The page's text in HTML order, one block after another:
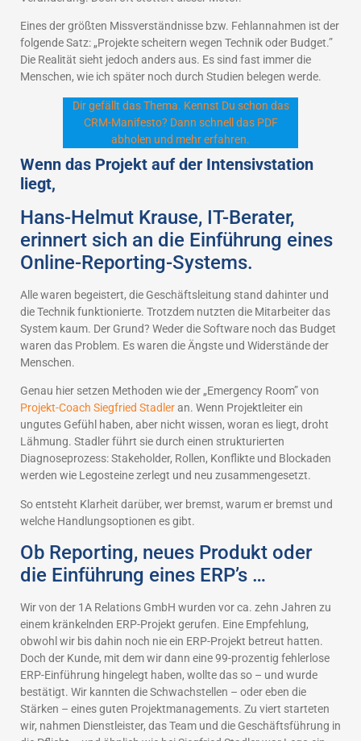
Eines der größten Missverständnisse bzw. Fehlannahmen ist der
folgende Satz: „Projekte scheitern wegen Technik oder Budget.”
Die Realität sieht jedoch anders aus. Es sind fast immer die
Menschen, wie ich später noch durch Studien belegen werde.
Dir gefällt das Thema. Kennst Du schon das
CRM-Manifesto? Dann schnell das PDF
abholen und mehr erfahren.
Wenn das Projekt auf der Intensivstation
liegt,
Hans-Helmut Krause, IT-Berater,
erinnert sich an die Einführung eines
Online-Reporting-Systems.
Alle waren begeistert, die Geschäftsleitung stand dahinter und
die Technik funktionierte. Trotzdem nutzten die Mitarbeiter das
System kaum. Der Grund? Weder die Software noch das Budget
waren das Problem. Es waren die Ängste und Widerstände der
Menschen.
Genau hier setzen Methoden wie der „Emergency Room” von
Projekt-Coach Siegfried Stadleran. Wenn Projektleiter ein
ungutes Gefühl haben, aber nicht wissen, woran es liegt, droht
Lähmung. Stadler führt sie durch einen strukturierten
Diagnoseprozess: Stakeholder, Rollen, Konflikte und Blockaden
werden wie Legosteine zerlegt und neu zusammengesetzt.
So entsteht Klarheit darüber, wer bremst, warum er bremst und
welche Handlungsoptionen es gibt.
Ob Reporting, neues Produkt oder
die Einführung eines ERP’s …
Wir von der 1A Relations GmbH wurden vor ca. zehn Jahren zu
einem kränkelnden ERP-Projekt gerufen. Eine Empfehlung,
obwohl wir bis dahin noch nie ein ERP-Projekt betreut hatten.
Doch der Kunde, mit dem wir dann eine 99-prozentig fehlerlose
ERP-Einführung hingelegt haben, wollte das so – und wurde
bestätigt. Wir kannten die Schwachstellen – oder eben die
Stärken – eines guten Projektmanagements. Zu viert starteten
wir, nahmen Dienstleister, das Team und die Geschäftsführung in